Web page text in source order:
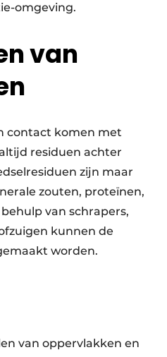
omgeving.
van
contact komen met
residuen achter
zijn maar
zouten, proteïnen,
van schrapers,
kunnen de
worden.
van oppervlakken en